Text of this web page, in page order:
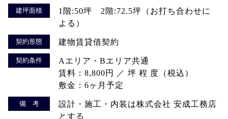
建坪面積
1階:50坪 2階:72.5坪（お打ち合わせに
よる）
契約形態 建物賃貸借契約
契約条件
Aエリア・Bエリア共通
賃料：8,800円 ／ 坪 程 度（税込）
敷金：6ヶ月予定
備 考
設計・施工・内装は株式会社 安成工務店
とする